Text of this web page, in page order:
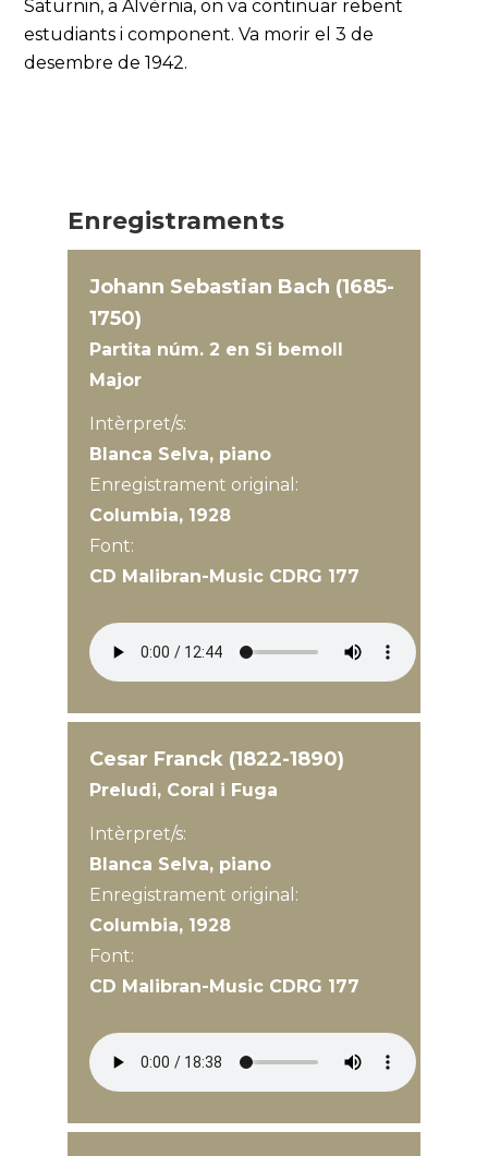
Saturnin, a Alvèrnia, on va continuar rebent
estudiants i component. Va morir el 3 de
desembre de 1942.
Enregistraments
Johann Sebastian Bach (1685-
1750)
Partita núm. 2 en Si bemoll
Major
Intèrpret/s:
Blanca Selva, piano
Enregistrament original:
Columbia, 1928
Font:
CD Malibran-Music CDRG 177
Cesar Franck (1822-1890)
Preludi, Coral i Fuga
Intèrpret/s:
Blanca Selva, piano
Enregistrament original:
Columbia, 1928
Font:
CD Malibran-Music CDRG 177